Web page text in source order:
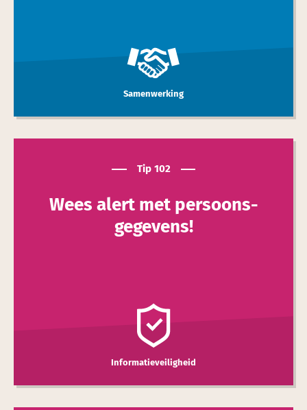
Samenwerking
Tip 102
Wees alert met persoons­
gegevens!
Informatieveiligheid